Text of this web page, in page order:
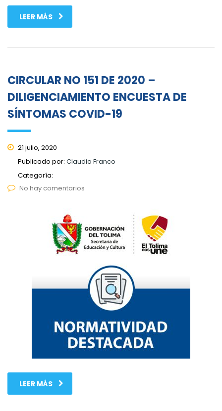
LEER MÁS
CIRCULAR NO 151 DE 2020 –
DILIGENCIAMIENTO ENCUESTA DE
SÍNTOMAS COVID-19
21 julio, 2020
Publicado por: Claudia Franco
Categoría:
No hay comentarios
LEER MÁS